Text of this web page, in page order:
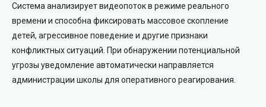
Система анализирует видеопоток в режиме реального
времени и способна фиксировать массовое скопление
детей, агрессивное поведение и другие признаки
конфликтных ситуаций. При обнаружении потенциальной
угрозы уведомление автоматически направляется
администрации школы для оперативного реагирования.